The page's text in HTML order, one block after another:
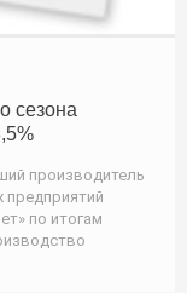
сезона
производитель
предприятий
по итогам